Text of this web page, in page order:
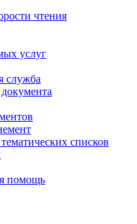
чтения
услуг
служба
списков
помощь